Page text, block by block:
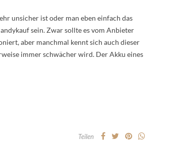
unsicher ist oder man eben einfach das
sein. Zwar sollte es vom Anbieter
aber manchmal kennt sich auch dieser
immer schwächer wird. Der Akku eines
Teilen